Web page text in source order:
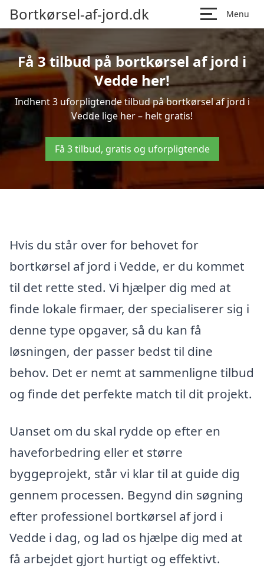
Bortkørsel-af-jord.dk Menu
Få 3 tilbud på bortkørsel af jord i
Vedde her!
Indhent 3 uforpligtende tilbud på bortkørsel af jord i
Vedde lige her – helt gratis!
Få 3 tilbud, gratis og uforpligtende
Hvis du står over for behovet for
bortkørsel af jord i Vedde, er du kommet
til det rette sted. Vi hjælper dig med at
finde lokale firmaer, der specialiserer sig i
denne type opgaver, så du kan få
løsningen, der passer bedst til dine
behov. Det er nemt at sammenligne tilbud
og finde det perfekte match til dit projekt.
Uanset om du skal rydde op efter en
haveforbedring eller et større
byggeprojekt, står vi klar til at guide dig
gennem processen. Begynd din søgning
efter professionel bortkørsel af jord i
Vedde i dag, og lad os hjælpe dig med at
få arbejdet gjort hurtigt og effektivt.